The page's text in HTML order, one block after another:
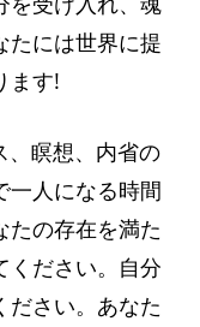
たには世界に提
ます!
、瞑想、内省の
一人にな​​る時間
たの存在を満た
ください。自分
ださい。あなた